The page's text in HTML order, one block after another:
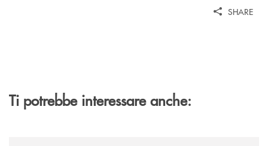
SHARE
Ti potrebbe interessare anche: